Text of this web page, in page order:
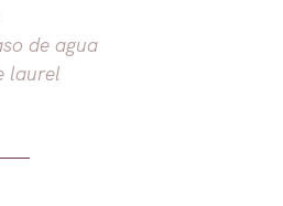
de agua
laurel